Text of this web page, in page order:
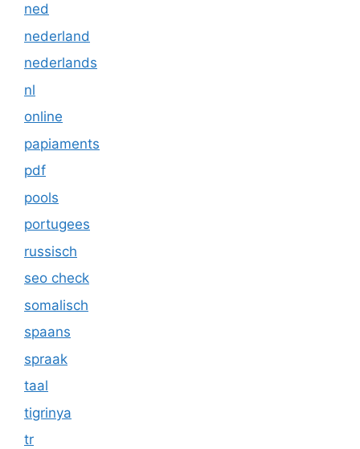
ned
nederland
nederlands
nl
online
papiaments
pdf
pools
portugees
russisch
seo check
somalisch
spaans
spraak
taal
tigrinya
tr